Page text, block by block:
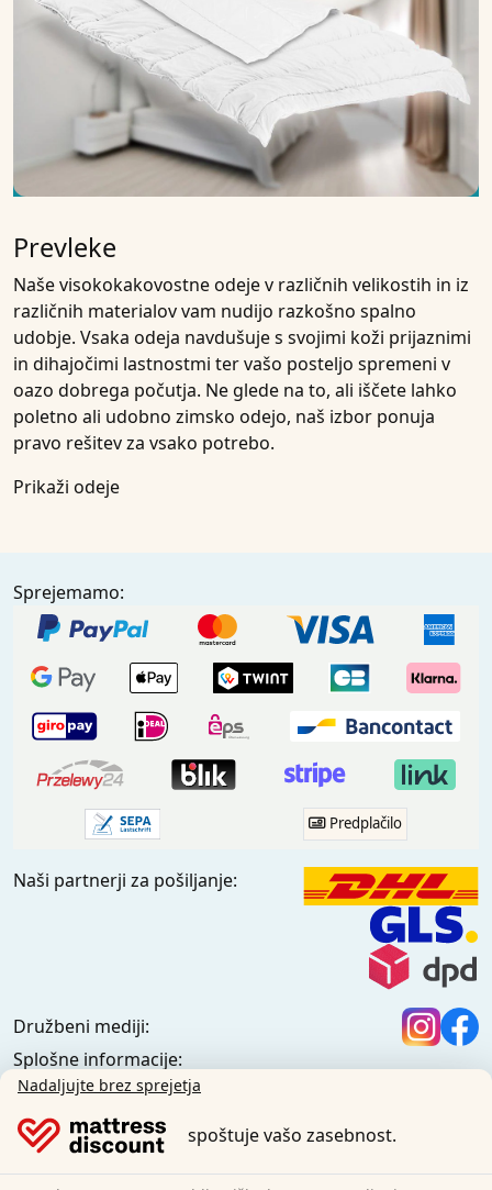
Prevleke
Naše visokokakovostne odeje v različnih velikostih in iz
različnih materialov vam nudijo razkošno spalno
udobje. Vsaka odeja navdušuje s svojimi koži prijaznimi
in dihajočimi lastnostmi ter vašo posteljo spremeni v
oazo dobrega počutja. Ne glede na to, ali iščete lahko
poletno ali udobno zimsko odejo, naš izbor ponuja
pravo rešitev za vsako potrebo.
Prikaži odeje
Sprejemamo:
Predplačilo
Naši partnerji za pošiljanje:
Družbeni mediji:
Splošne informacije:
Informacijsko središče
Pogoji pošiljanja
Splošni pogoji (zasebne stranke)
Nadaljujte brez sprejetja
spoštuje vašo zasebnost.